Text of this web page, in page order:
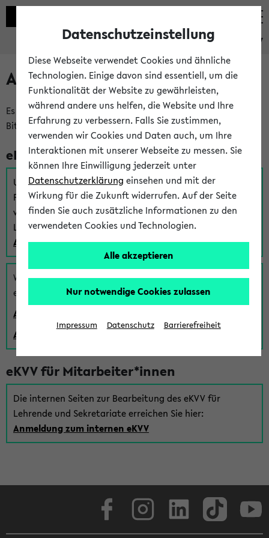
eKVV
Anmeldung am eKVV
Es gibt mehrere Möglichkeiten zur Anmeldung am eKVV.
Bitte wählen Sie die für Sie richtige aus:
eKVV für Studierende
Um sich einen Stundenplan zu erstellen und alle weiteren
Funktionen des eKVVs für Studierende zu nutzen,
verwenden Sie diesen Link zur Anmeldung über Ihr Uni
Login:
Anmeldung zum eKVV der Studierenden
Wenn Sie (noch) kein Uni Login haben, können Sie das
eKVV auch über einen Gastzugang verwenden:
Anmeldung über einen vorhandenen Gastzugang
Anlegen eines neuen Gastzugangs
eKVV für Mitarbeiter*innen
Die internen Seiten zur Bearbeitung des eKVV für
Lehrende und Sekretariate erreichen Sie hier:
Anmeldung zum internen eKVV
Datenschutzeinstellung
Diese Webseite verwendet Cookies und ähnliche
Technologien. Einige davon sind essentiell, um die
Funktionalität der Website zu gewährleisten,
während andere uns helfen, die Website und Ihre
Erfahrung zu verbessern. Falls Sie zustimmen,
verwenden wir Cookies und Daten auch, um Ihre
Interaktionen mit unserer Webseite zu messen. Sie
können Ihre Einwilligung jederzeit unter
Datenschutzerklärung einsehen und mit der
Wirkung für die Zukunft widerrufen. Auf der Seite
finden Sie auch zusätzliche Informationen zu den
verwendeten Cookies und Technologien.
Alle akzeptieren
Nur notwendige Cookies zulassen
Impressum Datenschutz Barrierefreiheit